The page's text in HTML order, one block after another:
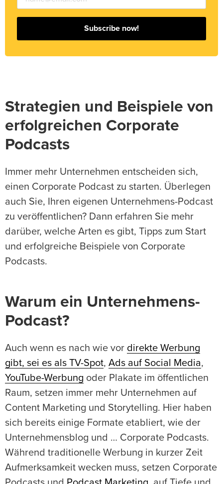
Subscribe now!
Strategien und Beispiele von
erfolgreichen Corporate
Podcasts
Immer mehr Unternehmen entscheiden sich,
einen Corporate Podcast zu starten. Überlegen
auch Sie, Ihren eigenen Unternehmens-Podcast
zu veröffentlichen? Dann erfahren Sie mehr
darüber, welche Arten es gibt, Tipps zum Start
und erfolgreiche Beispiele von Corporate
Podcasts.
Warum ein Unternehmens-
Podcast?
Auch wenn es nach wie vor direkte Werbung
gibt, sei es als TV-Spot, Ads auf Social Media,
YouTube-Werbung oder Plakate im öffentlichen
Raum, setzen immer mehr Unternehmen auf
Content Marketing und Storytelling. Hier haben
sich bereits einige Formate etabliert, wie der
Unternehmensblog und … Corporate Podcasts.
Während traditionelle Werbung in kurzer Zeit
Aufmerksamkeit wecken muss, setzen Corporate